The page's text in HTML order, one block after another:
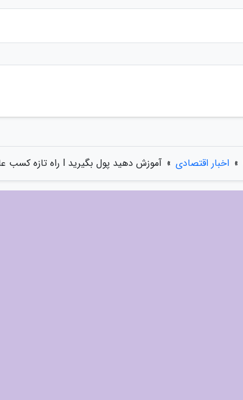
» اخبار اقتصادی » آموزش دهید پول بگیرید l راه تازه کسب عایدی از یوتیوب